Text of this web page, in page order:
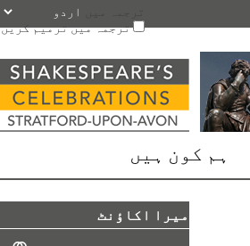
ترجمہ میں ترمیم کریں
ہم کون ہیں
میرا اکاؤنٹ